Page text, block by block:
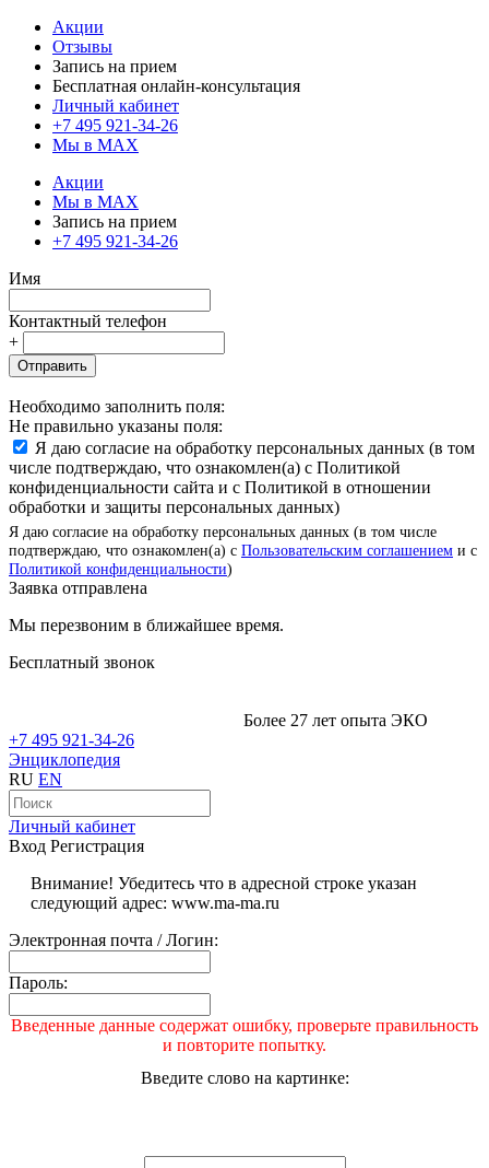
Акции
Отзывы
Запись на прием
Бесплатная онлайн-консультация
Личный кабинет
+7 495 921-34-26
Мы в MAX
Акции
Мы в MAX
Запись на прием
+7 495 921-34-26
Имя
Контактный телефон
+
Отправить
Необходимо заполнить поля:
Не правильно указаны поля:
Я даю согласие на обработку персональных данных (в том
числе подтверждаю, что ознакомлен(а) с Политикой
конфиденциальности сайта и с Политикой в отношении
обработки и защиты персональных данных)
Я даю согласие на обработку персональных данных (в том числе
подтверждаю, что ознакомлен(а) с Пользовательским соглашением и с
Политикой конфиденциальности)
Заявка отправлена
Мы перезвоним в ближайшее время.
Бесплатный звонок
Более 27 лет опыта ЭКО
+7 495 921-34-26
Энциклопедия
RU EN
Личный кабинет
Вход Регистрация
Внимание! Убедитесь что в адресной строке указан
следующий адрес: www.ma-ma.ru
Электронная почта / Логин:
Пароль:
Введенные данные содержат ошибку, проверьте правильность
и повторите попытку.
Введите слово на картинке: